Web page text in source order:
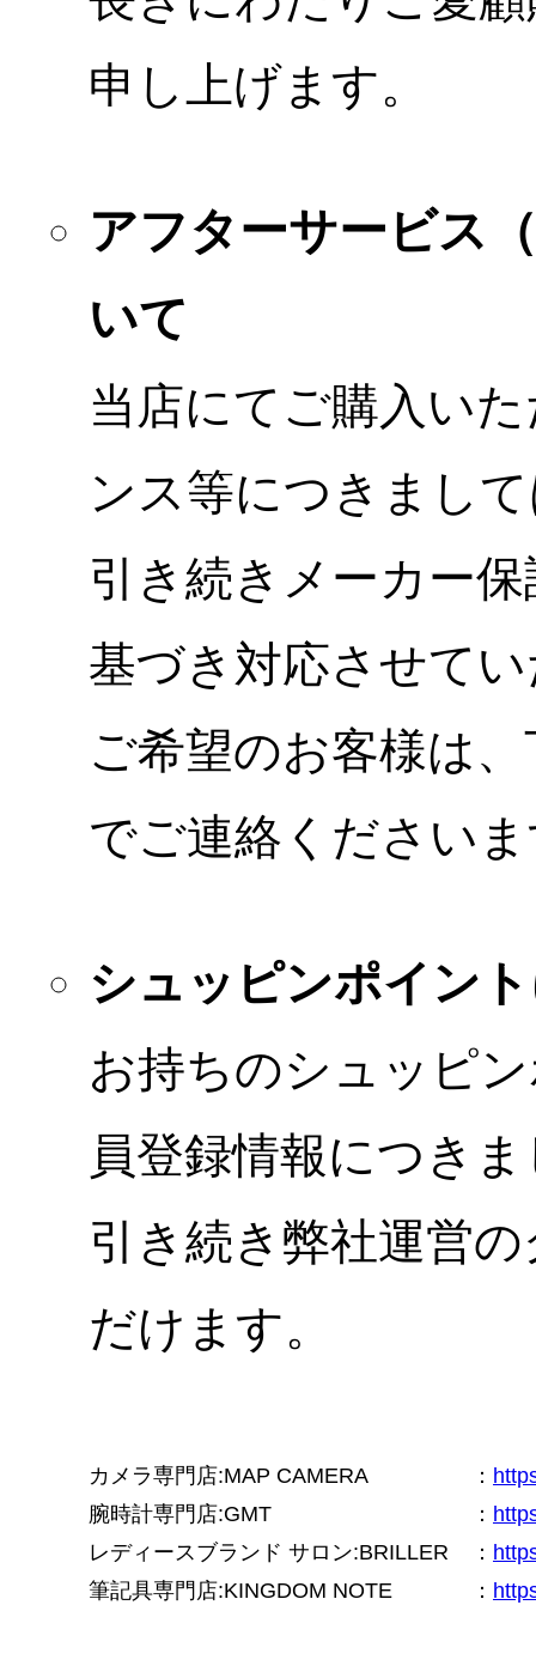
申し上げます。
アフターサービス
いて
当店にてご購入い
ンス等につきまし
引き続きメーカー
基づき対応させて
ご希望のお客様は
でご連絡ください
シュッピンポイン
お持ちのシュッピ
員登録情報につき
引き続き弊社運営
だけます。
カメラ専門店:MAP CAMERA ：
腕時計専門店:GMT
：
レディースブランド サロン:BRILLER
：
筆記具専門店:KINGDOM NOTE
：